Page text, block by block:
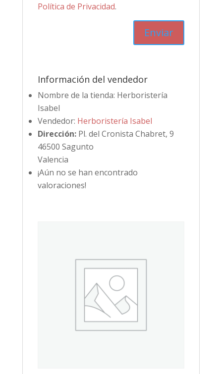
Política de Privacidad.
Información del vendedor
Nombre de la tienda: Herboristería
Isabel
Vendedor: Herboristería Isabel
Dirección: Pl. del Cronista Chabret, 9
46500 Sagunto
Valencia
¡Aún no se han encontrado
valoraciones!